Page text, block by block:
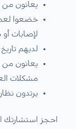
يعانون من
خضعوا
لإصابات
لديهم
يعانون
مشكلات
يرتدون
احجز استشارتك